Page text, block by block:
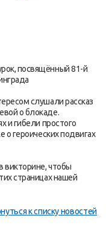
посвящённый 81-й
слушали рассказ
о блокаде.
и гибели простого
о героических подвигах
викторине, чтобы
страницах нашей
к списку новостей